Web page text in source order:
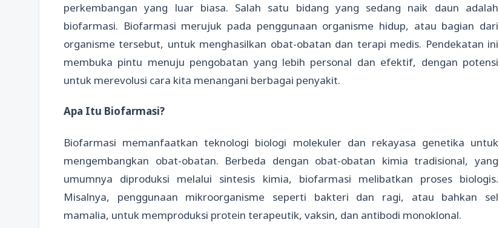
perkembangan yang luar biasa. Salah satu bidang yang sedang naik daun adalah
biofarmasi. Biofarmasi merujuk pada penggunaan organisme hidup, atau bagian dari
organisme tersebut, untuk menghasilkan obat-obatan dan terapi medis. Pendekatan ini
membuka pintu menuju pengobatan yang lebih personal dan efektif, dengan potensi
untuk merevolusi cara kita menangani berbagai penyakit.
Apa Itu Biofarmasi?
Biofarmasi memanfaatkan teknologi biologi molekuler dan rekayasa genetika untuk
mengembangkan obat-obatan. Berbeda dengan obat-obatan kimia tradisional, yang
umumnya diproduksi melalui sintesis kimia, biofarmasi melibatkan proses biologis.
Misalnya, penggunaan mikroorganisme seperti bakteri dan ragi, atau bahkan sel
mamalia, untuk memproduksi protein terapeutik, vaksin, dan antibodi monoklonal.